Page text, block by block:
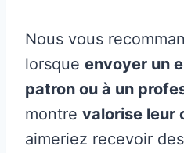
Nous vous
lorsque envoyer un
patron ou à un
montre valorise leur
aimeriez recevoir